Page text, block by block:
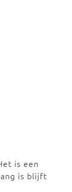
is een
is blijft